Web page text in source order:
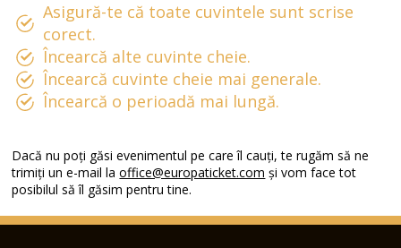
Asigură-te că toate cuvintele sunt scrise
corect.
Încearcă alte cuvinte cheie.
Încearcă cuvinte cheie mai generale.
Încearcă o perioadă mai lungă.
Dacă nu poți găsi evenimentul pe care îl cauți, te rugăm să ne
trimiți un e-mail laoffice@europaticket.com și vom face tot
posibilul să îl găsim pentru tine.